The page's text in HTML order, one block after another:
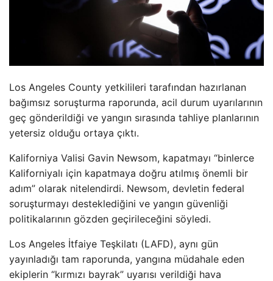
Los Angeles County yetkilileri tarafından hazırlanan
bağımsız soruşturma raporunda, acil durum uyarılarının
geç gönderildiği ve yangın sırasında tahliye planlarının
yetersiz olduğu ortaya çıktı.
Kaliforniya Valisi Gavin Newsom, kapatmayı “binlerce
Kaliforniyalı için kapatmaya doğru atılmış önemli bir
adım” olarak nitelendirdi. Newsom, devletin federal
soruşturmayı desteklediğini ve yangın güvenliği
politikalarının gözden geçirileceğini söyledi.
Los Angeles İtfaiye Teşkilatı (LAFD), aynı gün
yayınladığı tam raporunda, yangına müdahale eden
ekiplerin “kırmızı bayrak” uyarısı verildiği hava